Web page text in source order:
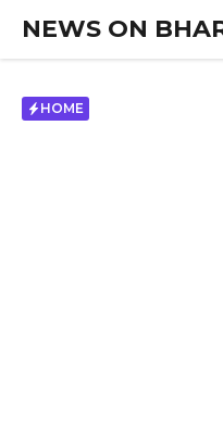
content
NEWS ON
HOME